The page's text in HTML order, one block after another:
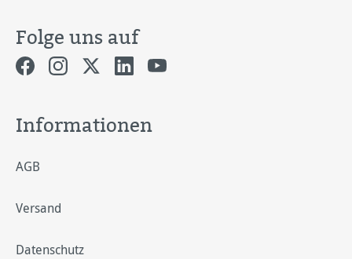
Folge uns auf
Informationen
AGB
Versand
Datenschutz